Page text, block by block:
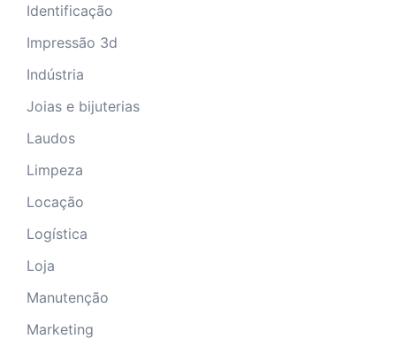
Identificação
Impressão 3d
Indústria
Joias e bijuterias
Laudos
Limpeza
Locação
Logística
Loja
Manutenção
Marketing